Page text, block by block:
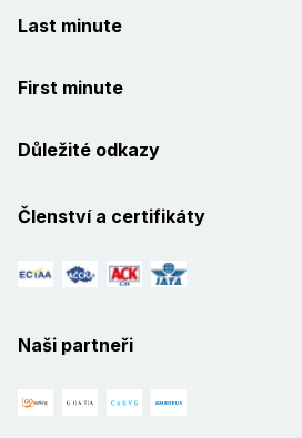
Last minute
First minute
Důležité odkazy
Členství a certifikáty
Naši partneři